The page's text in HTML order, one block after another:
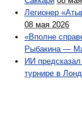
Легионер
08 мая 2026
«Вполне
Рыбакина —
ИИ
турнире в